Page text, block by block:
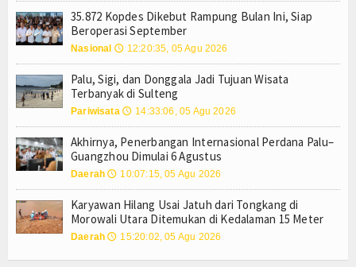
35.872 Kopdes Dikebut Rampung Bulan Ini, Siap
Beroperasi September
Nasional 🕔 12:20:35, 05 Agu 2026
Palu, Sigi, dan Donggala Jadi Tujuan Wisata
Terbanyak di Sulteng
Pariwisata 🕔 14:33:06, 05 Agu 2026
Akhirnya, Penerbangan Internasional Perdana Palu–
Guangzhou Dimulai 6 Agustus
Daerah 🕔 10:07:15, 05 Agu 2026
Karyawan Hilang Usai Jatuh dari Tongkang di
Morowali Utara Ditemukan di Kedalaman 15 Meter
Daerah 🕔 15:20:02, 05 Agu 2026